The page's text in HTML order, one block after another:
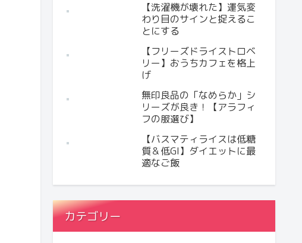
【洗濯機が壊れた】運気変
わり目のサインと捉えるこ
とにする
【フリーズドライストロベ
リー】おうちカフェを格上
げ
無印良品の「なめらか」シ
リーズが良き！【アラフィ
フの服選び】
【バスマティライスは低糖
質＆低GI】ダイエットに最
適なご飯
カテゴリー